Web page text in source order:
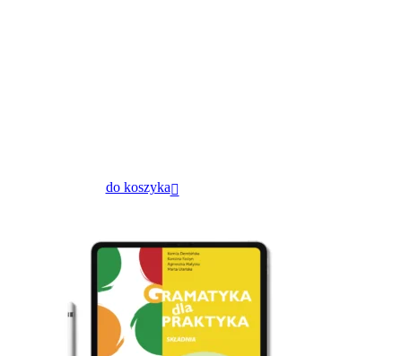
do koszyka